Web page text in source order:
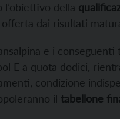
della
offerta dai risultati
e i
E a quota dodici,
condizione
il tabellone